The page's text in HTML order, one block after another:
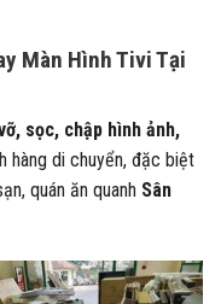
Màn Hình Tivi Tại
sọc, chập hình ảnh,
hàng di chuyển, đặc biệt
quán ăn quanh Sân